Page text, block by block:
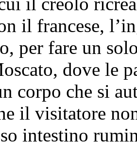
il francese,
per fare un
dove le
corpo che si
il visitatore
intestino